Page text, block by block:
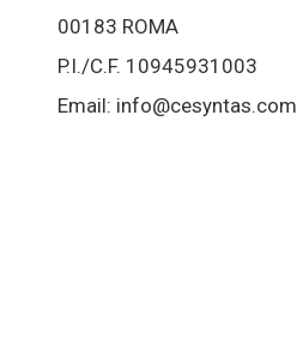
00183 ROMA
P.I./C.F. 10945931003
Email: info@cesyntas.com